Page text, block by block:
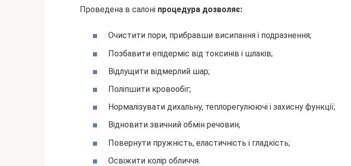
Проведена в салоні процедура дозволяє:
Очистити пори, прибравши висипання і подразнення;
Позбавити епідерміс від токсинів і шлаків;
Відлущити відмерлий шар;
Поліпшити кровообіг;
Нормалізувати дихальну, теплорегулюючі і захисну функції;
Відновити звичний обмін речовин;
Повернути пружність, еластичність і гладкість;
Освіжити колір обличчя.